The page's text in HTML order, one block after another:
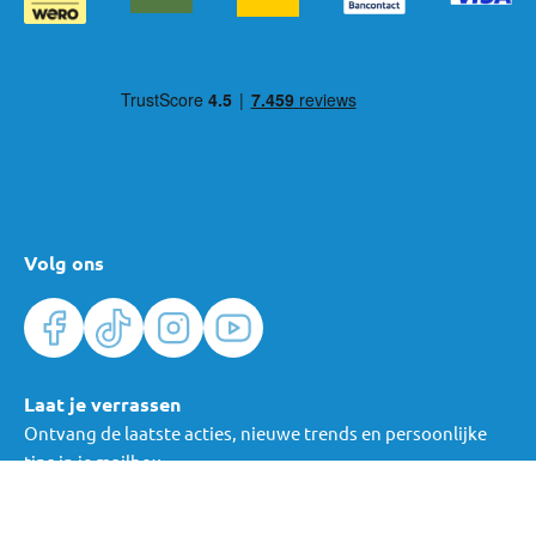
Volg ons
Laat je verrassen
Ontvang de laatste acties, nieuwe trends en persoonlijke
tips in je mailbox.